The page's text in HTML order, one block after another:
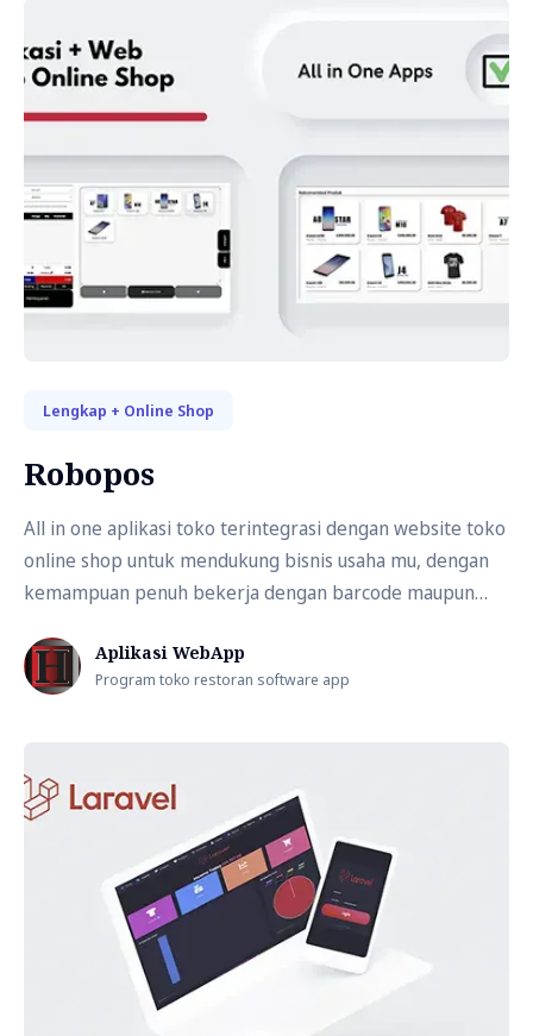
Lengkap + Online Shop
Robopos
All in one aplikasi toko terintegrasi dengan website toko
online shop untuk mendukung bisnis usaha mu, dengan
kemampuan penuh bekerja dengan barcode maupun
teknologi modern pos point of sale app.
Aplikasi WebApp
Program toko restoran software app